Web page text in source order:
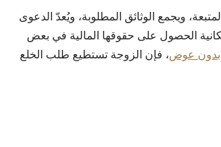
ويجمع الوثائق المطلوبة، ويُعدّ الدعوى
الحصول على حقوقها المالية في بعض
بدون عوض، فإن الزوجة تستطيع طلب الخلع